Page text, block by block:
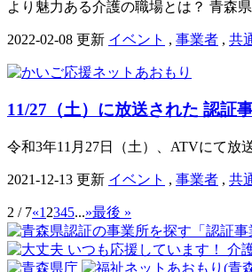
より魅力ある介護の職場とは？ 青森
2022-02-08 更新 イベント , 事業者 , 共
11/27（土）に放送された 認証
令和3年11月27日（土）、ATVにて放
2021-12-13 更新 イベント , 事業者 , 共
2 / 7«1 2345...»最後 »